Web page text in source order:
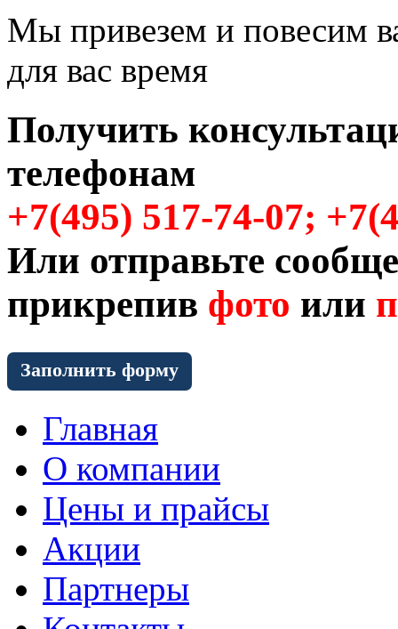
Мы привезем и повесим
для вас время
Получить
телефонам
+7(495) 517-74-07;
Или отправьте
прикрепив фото или
Заполнить форму
Главная
О компании
Цены и прайсы
Акции
Партнеры